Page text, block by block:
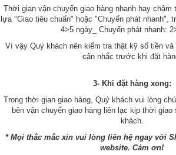
Thời gian vận chuyển giao hàng nhanh hay chậm
lựa "Giao tiêu chuẩn" hoặc "Chuyển phát nhanh",
4>5 ngày_ Chuyển phát nhanh:
Vì vậy Quý khách nên kiểm tra thật kỹ số tiền
cân nhắc trước khi đặt
3- Khi đặt hàng xong:
Trong thời gian giao hàng, Quý khách vui lòng
bên vận chuyển giao hàng liên lạc kịp thời giao
khách.
* Mọi thắc mắc xin vui lòng liên hệ ngay với
website. Cảm ơn!